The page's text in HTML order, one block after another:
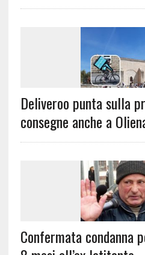
Deliveroo punta sulla
consegne anche a
Confermata condanna